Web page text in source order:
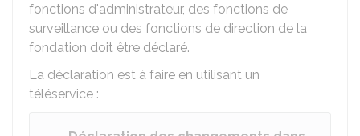
fonctions d'administrateur, des fonctions de
surveillance ou des fonctions de direction de la
fondation doit être déclaré.
La déclaration est à faire en utilisant un
téléservice :